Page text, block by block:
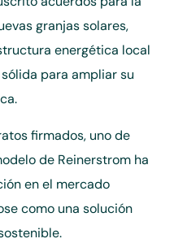
granjas solares,
energética local
para ampliar su
firmados, uno de
de Reinerstrom ha
en el mercado
como una solución